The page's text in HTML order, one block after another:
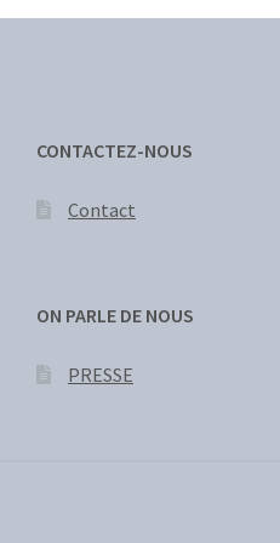
CONTACTEZ-NOUS
Contact
ON PARLE DE NOUS
PRESSE